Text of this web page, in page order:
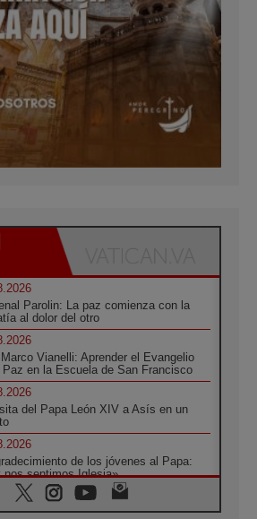
Parolin: La paz comienza con la
al dolor del otro
Vianelli: Aprender el Evangelio
Paz en la Escuela de San Francisco
del Papa León XIV a Asís en un
de los jóvenes al Papa:
nos sentimos Iglesia»
Reanudan los coloquios en Roma en